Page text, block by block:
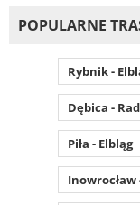
POPULARNE
Rybnik -
Dębica -
Piła - Elbląg